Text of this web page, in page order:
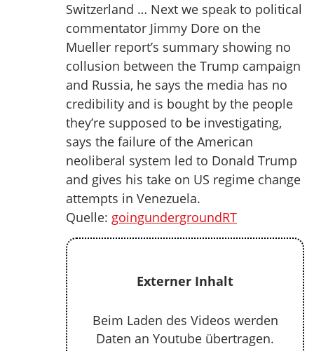
Switzerland … Next we speak to political
commentator Jimmy Dore on the
Mueller report’s summary showing no
collusion between the Trump campaign
and Russia, he says the media has no
credibility and is bought by the people
they’re supposed to be investigating,
says the failure of the American
neoliberal system led to Donald Trump
and gives his take on US regime change
attempts in Venezuela.
Quelle: goingundergroundRT
Externer Inhalt
Beim Laden des Videos werden
Daten an Youtube übertragen.